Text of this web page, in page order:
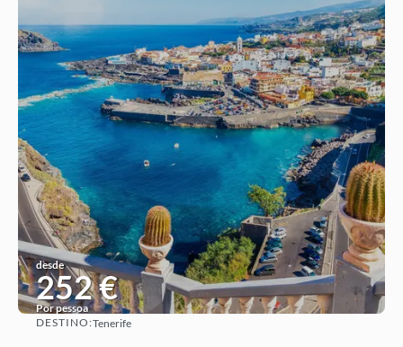
desde
252 €
Por pessoa
DESTINO:Tenerife